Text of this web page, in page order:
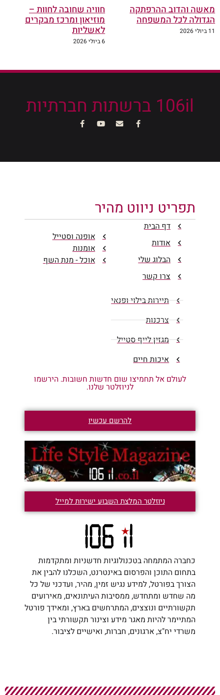
מאשה והדוב ההרפתקה
הגדולה לכל המשפחה
11 ביולי 2026
חוויה שחובה לחוות –
מוזיאון ומרכז מבקרים
לאשליות
6 ביולי 2026
106il ברשתות חברתיות
תפריט ניווט מהיר
דף הבית
אודות
הבלוג שלי
צרו קשר
אופנה וסטייל
אומנות
אוכל - מנת השף
תיירות בילוי ופנאי
צרכנות
מגזין לייף סטייל
איכות חיים
לעולם אל תחמיצו שום חדשות חשובות. הירשמו
לניוזלטר שלנו.
להרשם עכשיו
ניוזלטר המלצת השבוע ישירות למייל
כחברה המתמחה בטכנולוגיות חדשניות ומתקדמות
בתחום התוכן והפרסום באינטרנט, השכלנו להבין את
הצורך בפורטל, למידע נגיש זמין, מהיר, ועדכני של כל
מה שחדש ומתחדש, ממסיבות העיתונאים, מאירועים
תקשורתיים ונוצצים, המתרחשים בארץ, ומאידך פורטל
המתיימר להיות מאגר מידע וצינור תקשורתי בין
משרדי יח"צ, ארגונים, חברות, ואישיים לציבור.